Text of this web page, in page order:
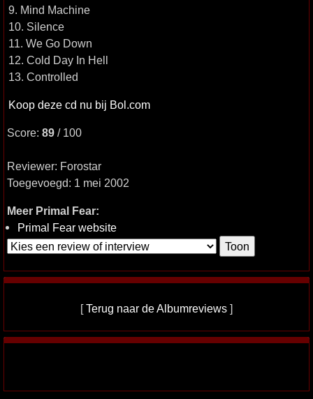
9. Mind Machine
10. Silence
11. We Go Down
12. Cold Day In Hell
13. Controlled
Koop deze cd nu bij Bol.com
Score: 89 / 100
Reviewer: Forostar
Toegevoegd: 1 mei 2002
Meer Primal Fear:
Primal Fear website
[Terug naar de Albumreviews ]